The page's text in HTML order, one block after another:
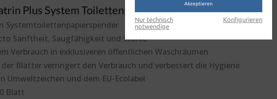
Plus System Toilettenpapier Karton"
Systemtoilettenpapierspender
Sanftheit, Saugfähigkeit und Stärke
Verbrauch in exklusiveren öffentlichen Waschräumen
Blätter verringert den Verbrauch und verbessert die Hygiene
und dem EU-Ecolabel
Blatt
Akzeptieren
Nur technisch
notwendige
Konfigurieren